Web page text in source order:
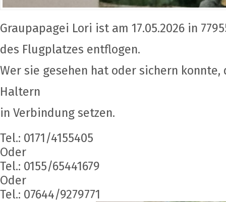
Graupapagei Lori ist am 17.05.2026 in
des Flugplatzes entflogen.
Wer sie gesehen hat oder sichern
Haltern
in Verbindung setzen.
Tel.: 0171/4155405
Oder
Tel.: 0155/65441679
Oder
Tel.: 07644/9279771